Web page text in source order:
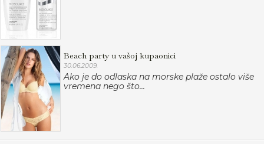
Beach party u vašoj kupaonici
30.06.2009.
Ako je do odlaska na morske plaže ostalo više
vremena nego što...